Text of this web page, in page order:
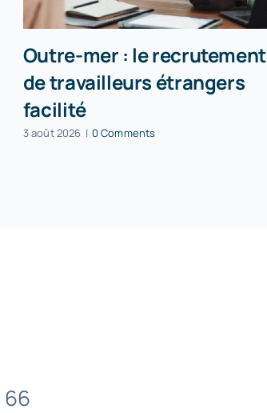
Outre-mer : le recrutement
de travailleurs étrangers
facilité
3 août 2026 | 0 Comments
66